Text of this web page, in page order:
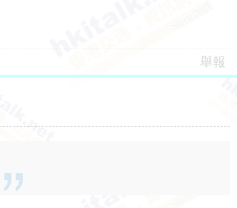
舉報